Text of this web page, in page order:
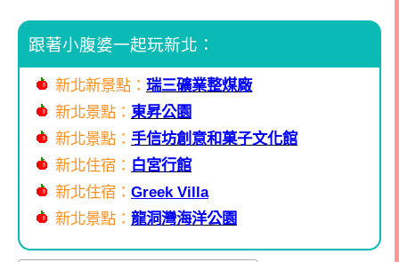
跟著小腹婆一起玩新北：
新北新景點： 瑞三礦業整煤廠
新北景點： 東昇公園
新北景點： 手信坊創意和菓子文化館
新北住宿： 白宮行館
新北住宿： Greek Villa
新北景點： 龍洞灣海洋公園